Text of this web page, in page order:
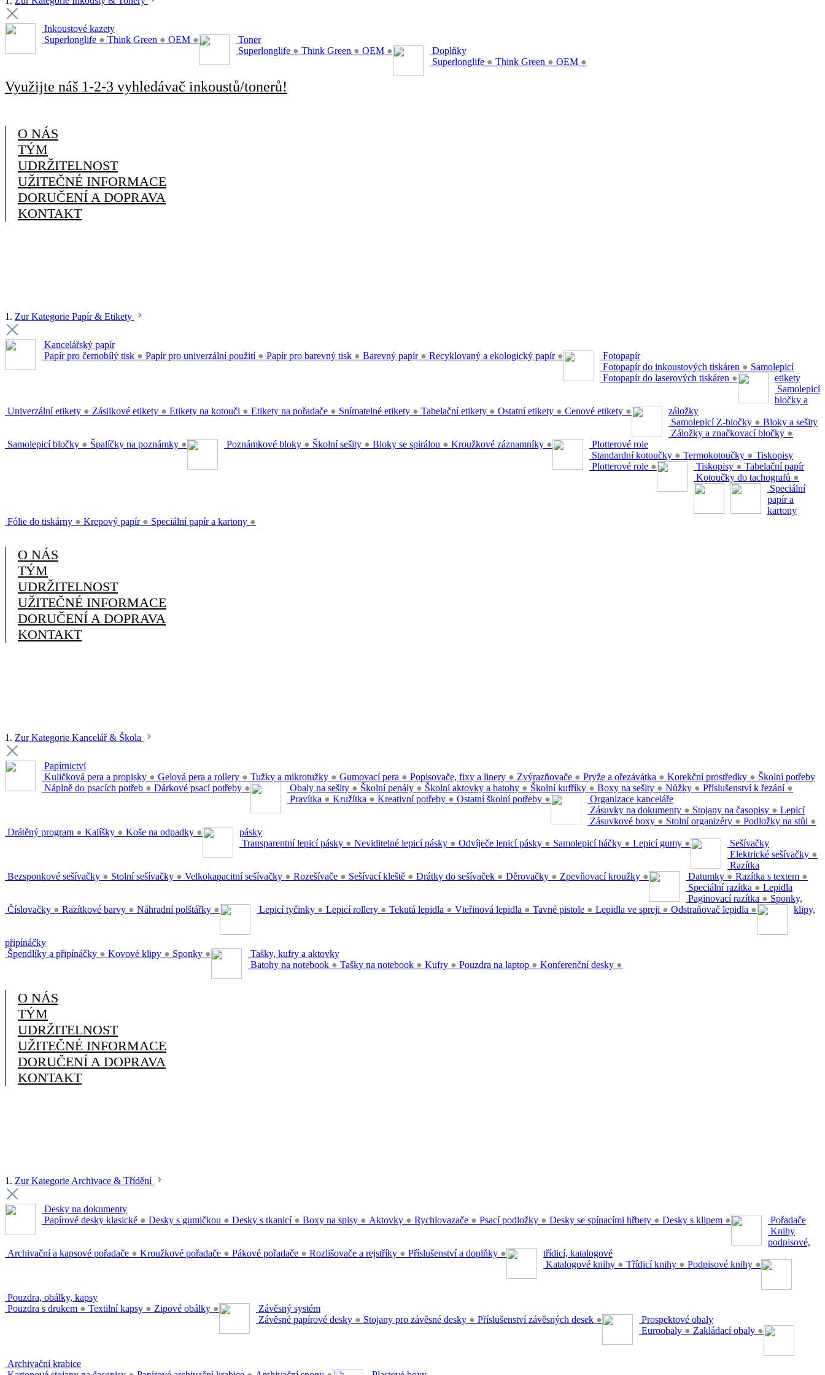
Inkoustové kazety
Superlonglife ● Think Green ● OEM ●
Toner
Superlonglife ● Think Green ● OEM ●
Doplňky
Superlonglife ● Think Green ● OEM ●
Využijte náš 1-2-3 vyhledávač inkoustů/tonerů!
O NÁS
TÝM
UDRŽITELNOST
UŽITEČNÉ INFORMACE
DORUČENÍ A DOPRAVA
KONTAKT
1. Zur Kategorie Papír & Etikety
Kancelářský papír
Papír pro černobílý tisk ● Papír pro univerzální použití ● Papír pro barevný tisk ● Barevný papír ● Recyklovaný a ekologický papír ●
Fotopapír
Fotopapír do inkoustových tiskáren ●
Fotopapír do laserových tiskáren ●
Samolepicí
etikety
Univerzální etikety ● Zásilkové etikety ● Etikety na kotouči ● Etikety na pořadače ● Snímatelné etikety ● Tabelační etikety ● Ostatní etikety ● Cenové etikety ●
Samolepicí
bločky a
záložky
Samolepicí Z-bločky ●
Záložky a značkovací bločky ●
Samolepicí bločky ● Špalíčky na poznámky ●
Bloky a sešity
Poznámkové bloky ● Školní sešity ● Bloky se spirálou ● Kroužkové záznamníky ●
Plotterové role
Standardní kotoučky ● Termokotoučky ●
Plotterové role ●
Tiskopisy
Tiskopisy ●
Kotoučky do tachografů ●
Tabelační papír
Speciální
papír a
kartony
Fólie do tiskárny ● Krepový papír ● Speciální papír a kartony ●
O NÁS
TÝM
UDRŽITELNOST
UŽITEČNÉ INFORMACE
DORUČENÍ A DOPRAVA
KONTAKT
1. Zur Kategorie Kancelář & Škola
Papírnictví
Kuličková pera a propisky ● Gelová pera a rollery ● Tužky a mikrotužky ● Gumovací pera ● Popisovače, fixy a linery ● Zvýrazňovače ● Pryže a ořezávátka ● Korekční prostředky ●
Náplně do psacích potřeb ● Dárkové psací potřeby ●
Školní potřeby
Obaly na sešity ● Školní penály ● Školní aktovky a batohy ● Školní kufříky ● Boxy na sešity ● Nůžky ● Příslušenství k řezání ●
Pravítka ● Kružítka ● Kreativní potřeby ● Ostatní školní potřeby ●
Organizace kanceláře
Zásuvky na dokumenty ● Stojany na časopisy ●
Zásuvkové boxy ● Stolní organizéry ● Podložky na stůl ●
Drátěný program ● Kalíšky ● Koše na odpadky ●
Lepicí
pásky
Transparentní lepicí pásky ● Neviditelné lepicí pásky ● Odvíječe lepicí pásky ● Samolepicí háčky ● Lepicí gumy ●
Sešívačky
Elektrické sešívačky ●
Bezsponkové sešívačky ● Stolní sešívačky ● Velkokapacitní sešívačky ● Rozešívače ● Sešívací kleště ● Drátky do sešívaček ● Děrovačky ● Zpevňovací kroužky ●
Razítka
Datumky ● Razítka s textem ●
Speciální razítka ●
Paginovací razítka ●
Číslovačky ● Razítkové barvy ● Náhradní polštářky ●
Lepidla
Lepicí tyčinky ● Lepicí rollery ● Tekutá lepidla ● Vteřinová lepidla ● Tavné pistole ● Lepidla ve spreji ● Odstraňovač lepidla ●
Sponky,
klipy,
připínáčky
Špendlíky a připínáčky ● Kovové klipy ● Sponky ●
Tašky, kufry a aktovky
Batohy na notebook ● Tašky na notebook ● Kufry ● Pouzdra na laptop ● Konferenční desky ●
O NÁS
TÝM
UDRŽITELNOST
UŽITEČNÉ INFORMACE
DORUČENÍ A DOPRAVA
KONTAKT
1. Zur Kategorie Archivace & Třídění
Desky na dokumenty
Papírové desky klasické ● Desky s gumičkou ● Desky s tkanicí ● Boxy na spisy ● Aktovky ● Rychlovazače ● Psací podložky ● Desky se spínacími hřbety ● Desky s klipem ● Pořadače
Archivační a kapsové pořadače ● Kroužkové pořadače ● Pákové pořadače ● Rozlišovače a rejstříky ● Příslušenství a doplňky ●
Knihy
podpisové,
třídicí, katalogové
Katalogové knihy ● Třídicí knihy ● Podpisové knihy ●
Pouzdra, obálky, kapsy
Pouzdra s drukem ● Textilní kapsy ● Zipové obálky ●
Závěsný systém
Závěsné papírové desky ● Stojany pro závěsné desky ● Příslušenství závěsných desek ●
Prospektové obaly
Euroobaly ● Zakládací obaly ●
Archivační krabice